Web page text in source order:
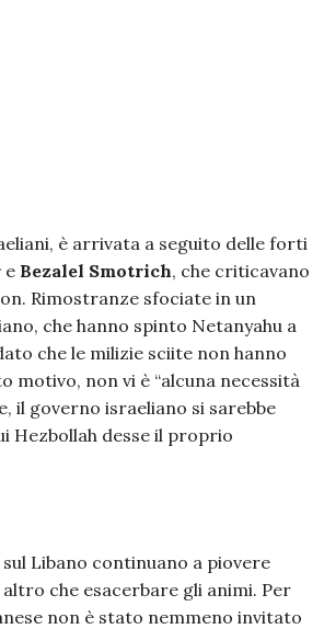
è arrivata a seguito delle forti
e Bezalel Smotrich, che criticavano
Rimostranze sfociate in un
che hanno spinto Netanyahu a
che le milizie sciite non hanno
motivo, non vi è “alcuna necessità
il governo israeliano si sarebbe
Hezbollah desse il proprio
Libano continuano a piovere
che esacerbare gli animi. Per
non è stato nemmeno invitato